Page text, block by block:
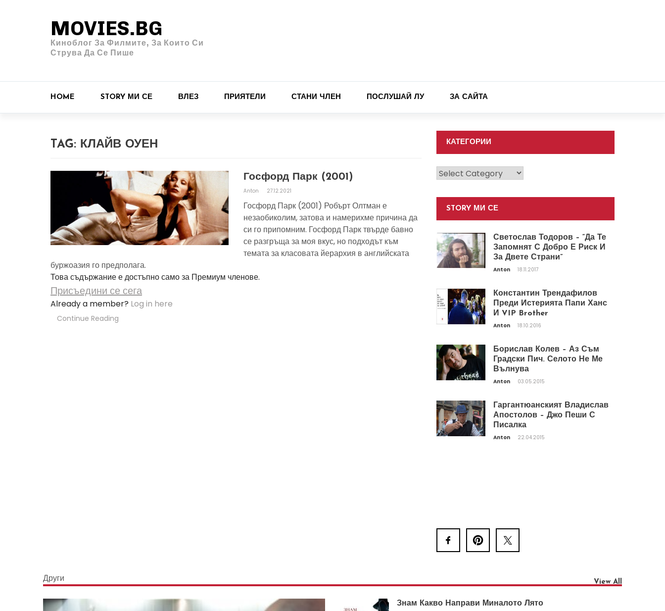
MOVIES.BG
Киноблог За Филмите, За Които Си
Струва Да Се Пише
HOME STORY МИ СЕ ВЛЕЗ ПРИЯТЕЛИ СТАНИ ЧЛЕН ПОСЛУШАЙ ЛУ ЗА САЙТА
TAG: КЛАЙВ ОУЕН
Госфорд Парк (2001)
Anton 27.12.2021
Госфорд Парк (2001) Робърт Олтман е
незаобиколим, затова и намерихме причина да
си го припомним. Госфорд Парк твърде бавно
се разгръща за моя вкус, но подходът към
темата за класовата йерархия в английската
буржоазия го предполага.
Това съдържание е достъпно само за Премиум членове.
Присъедини се сега
Already a member? Log in here
Continue Reading
КАТЕГОРИИ
Категории
STORY МИ СЕ
Светослав Тодоров – “Да Те
Запомнят С Добро Е Риск И
За Двете Страни”
Anton 18.11.2017
Константин Трендафилов
Преди Истерията Папи Ханс
И VIP Brother
Anton 18.10.2016
Борислав Колев – Аз Съм
Градски Пич. Селото Не Ме
Вълнува
Anton 03.05.2015
Гаргантюанският Владислав
Апостолов – Джо Пеши С
Писалка
Anton 22.04.2015
Други View All
Знам Какво Направи Миналото Лято